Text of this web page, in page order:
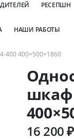
РЕСЕПШН
НАШИ РАБОТЫ
400×500×1860
шкаф
16 200 ₽